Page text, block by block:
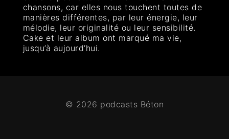
chansons, car elles nous touchent toutes de
manières différentes, par leur énergie, leur
mélodie, leur originalité ou leur sensibilité.
Cake et leur album ont marqué ma vie,
jusqu’à aujourd’hui.
© 2026 podcasts Béton